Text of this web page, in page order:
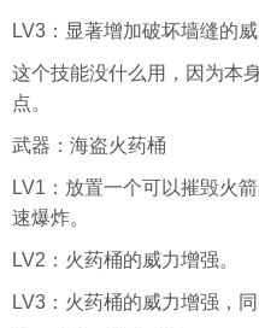
LV3：显著增加破坏墙缝的威
这个技能没什么用，因为本
点。
武器：海盗火药桶
LV1：放置一个可以摧毁火
速爆炸。
LV2：火药桶的威力增强。
LV3：火药桶的威力增强，